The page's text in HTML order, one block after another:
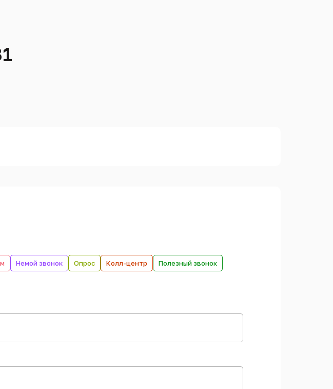
Немой звонок Опрос Колл-центр Полезный звонок